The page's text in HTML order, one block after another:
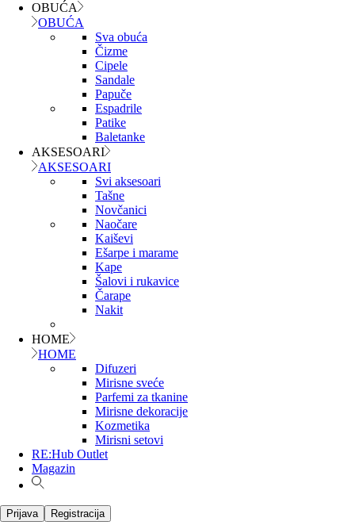
OBUĆA
OBUĆA
Sva obuća
Čizme
Cipele
Sandale
Papuče
Espadrile
Patike
Baletanke
AKSESOARI
AKSESOARI
Svi aksesoari
Tašne
Novčanici
Naočare
Kaiševi
Ešarpe i marame
Kape
Šalovi i rukavice
Čarape
Nakit
HOME
HOME
Difuzeri
Mirisne sveće
Parfemi za tkanine
Mirisne dekoracije
Kozmetika
Mirisni setovi
RE:Hub Outlet
Magazin
Prijava Registracija